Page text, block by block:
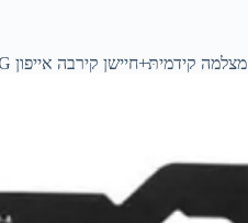
מצלמה קידמיתּּּּ+חיישן קירבה אייפון 7G